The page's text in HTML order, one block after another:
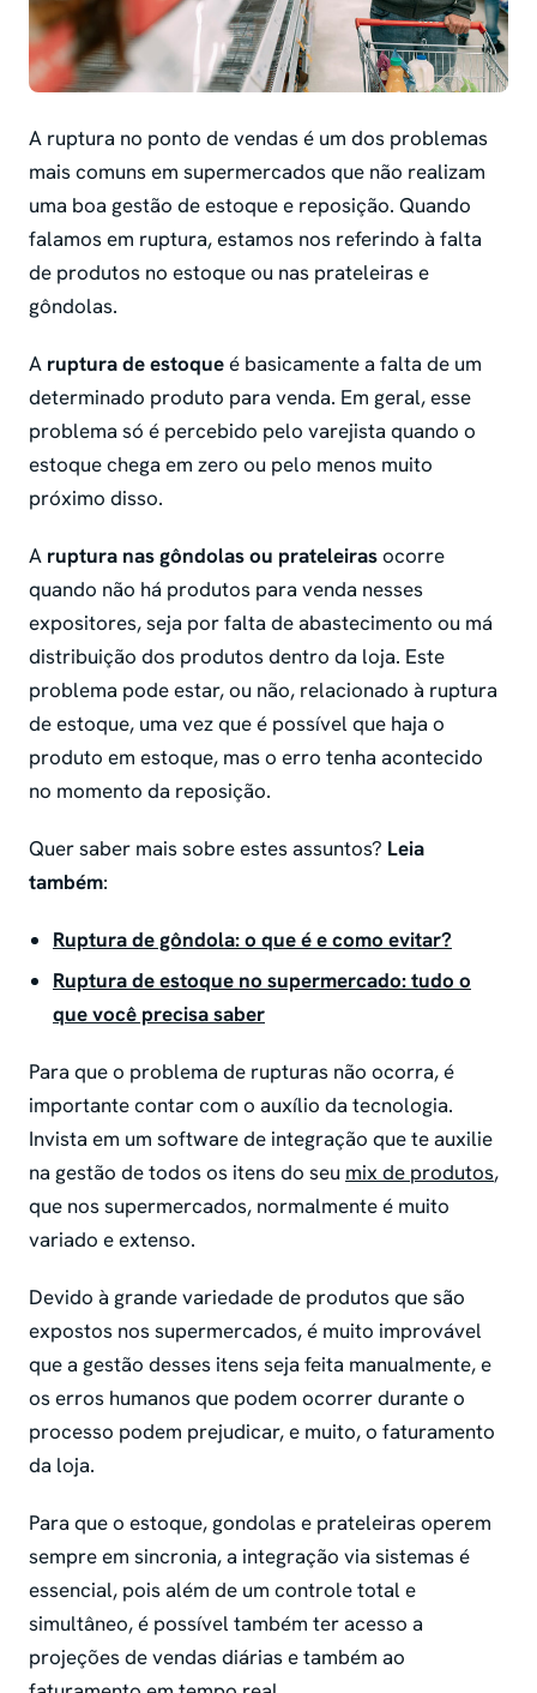
A ruptura no ponto de vendas é um dos problemas
mais comuns em supermercados que não realizam
uma boa gestão de estoque e reposição. Quando
falamos em ruptura, estamos nos referindo à falta
de produtos no estoque ou nas prateleiras e
gôndolas.
A ruptura de estoqueé basicamente a falta de um
determinado produto para venda. Em geral, esse
problema só é percebido pelo varejista quando o
estoque chega em zero ou pelo menos muito
próximo disso.
A ruptura nas gôndolas ou prateleirasocorre
quando não há produtos para venda nesses
expositores, seja por falta de abastecimento ou má
distribuição dos produtos dentro da loja. Este
problema pode estar, ou não, relacionado à ruptura
de estoque, uma vez que é possível que haja o
produto em estoque, mas o erro tenha acontecido
no momento da reposição.
Quer saber mais sobre estes assuntos? Leia
também:
Ruptura de gôndola: o que é e como evitar?
Ruptura de estoque no supermercado: tudo o
que você precisa saber
Para que o problema de rupturas não ocorra, é
importante contar com o auxílio da tecnologia.
Invista em um software de integração que te auxilie
na gestão de todos os itens do seu mix de produtos,
que nos supermercados, normalmente é muito
variado e extenso.
Devido à grande variedade de produtos que são
expostos nos supermercados, é muito improvável
que a gestão desses itens seja feita manualmente, e
os erros humanos que podem ocorrer durante o
processo podem prejudicar, e muito, o faturamento
da loja.
Para que o estoque, gondolas e prateleiras operem
sempre em sincronia, a integração via sistemas é
essencial, pois além de um controle total e
simultâneo, é possível também ter acesso a
projeções de vendas diárias e também ao